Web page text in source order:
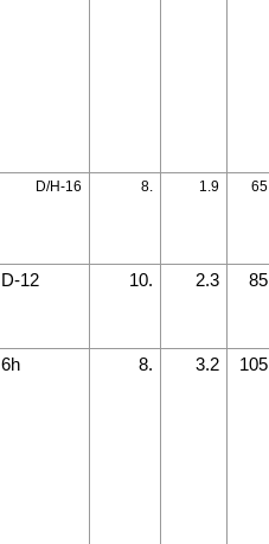
D/H-16 8. 1.9 65
D-12 10. 2.3 85
6h 8. 3.2 105